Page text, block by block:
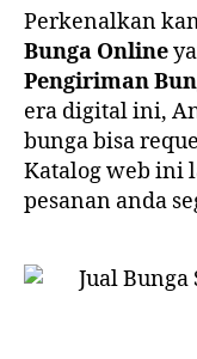
Perkenalkan
Bunga Online
Pengiriman
era digital ini,
bunga bisa
Katalog web ini
pesanan anda